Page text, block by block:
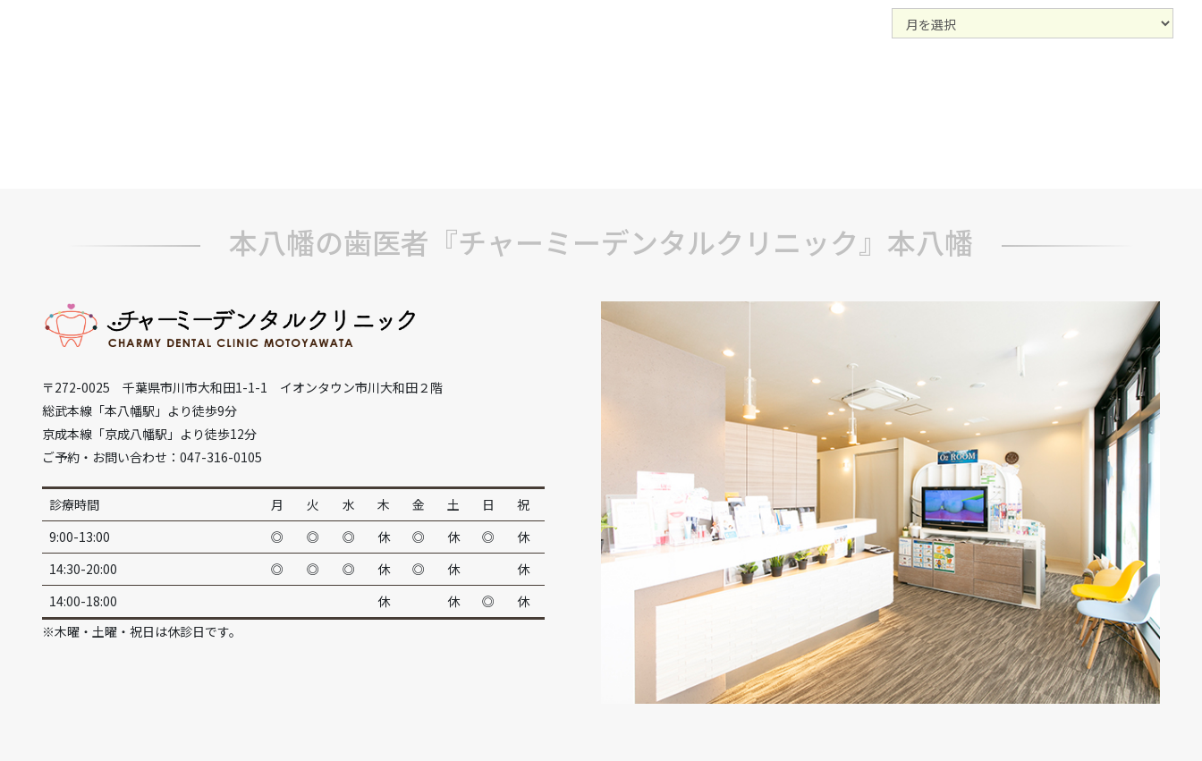
ー
本八幡の歯医者『チャーミーデンタルクリニック』本八幡
〒272-0025 千葉県市川市大和田1-1-1 イオンタウン市川大和田２階
総武本線「本八幡駅」より徒歩9分
京成本線「京成八幡駅」より徒歩12分
ご予約・お問い合わせ：047-316-0105
診療時間 月 火 水 木 金 土 日
祝
9:00-13:00
◎ ◎ ◎ 休 ◎ 休 ◎
休
14:30-20:00
◎ ◎ ◎ 休 ◎ 休
休
14:00-18:00
休 休 ◎
休
※木曜・土曜・祝日は休診日です。